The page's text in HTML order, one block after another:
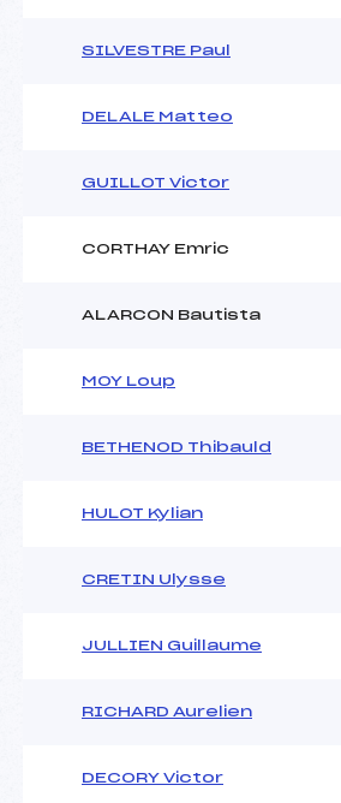
SILVESTRE Paul
DELALE Matteo
GUILLOT Victor
CORTHAY Emric
ALARCON Bautista
MOY Loup
BETHENOD Thibauld
HULOT Kylian
CRETIN Ulysse
JULLIEN Guillaume
RICHARD Aurelien
DECORY Victor